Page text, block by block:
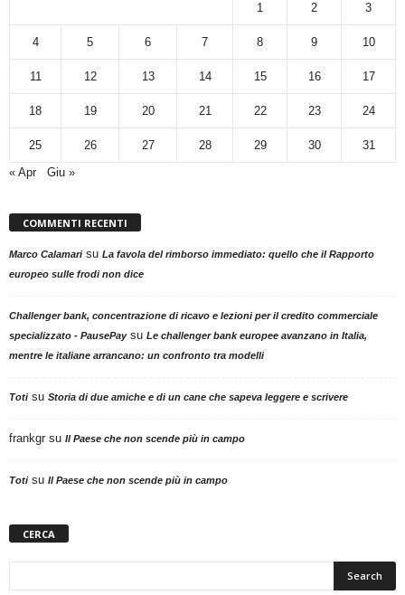
1 2 3
4 5 6 7 8 9 10
11 12 13 14 15 16 17
18 19 20 21 22 23 24
25 26 27 28 29 30
31
« Apr
Giu »
COMMENTI RECENTI
Marco Calamarisu La favola del rimborso immediato: quello che il Rapporto
europeo sulle frodi non dice
Challenger bank, concentrazione di ricavo e lezioni per il credito commerciale
specializzato - PausePaysu Le challenger bank europee avanzano in Italia,
mentre le italiane arrancano: un confronto tra modelli
Totisu Storia di due amiche e di un cane che sapeva leggere e scrivere
frankgr su Il Paese che non scende più in campo
Totisu Il Paese che non scende più in campo
CERCA